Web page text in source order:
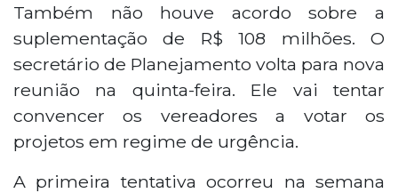
Também não houve acordo sobre a
suplementação de R$ 108 milhões. O
secretário de Planejamento volta para nova
reunião na quinta-feira. Ele vai tentar
convencer os vereadores a votar os
projetos em regime de urgência.
A primeira tentativa ocorreu na semana